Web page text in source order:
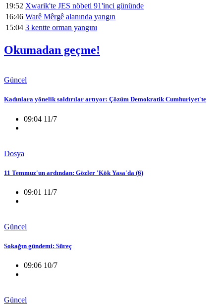
19:52 Xwarik'te JES nöbeti 91'inci gününde
16:46 Warê Mêrgê alanında yangın
15:04 3 kentte orman yangını
Okumadan geçme!
Güncel
Kadınlara yönelik saldırılar artıyor: Çözüm Demokratik Cumhuriyet'te
09:04 11/7
Dosya
11 Temmuz'un ardından: Gözler 'Kök Yasa'da (6)
09:01 11/7
Güncel
Sokağın gündemi: Süreç
09:06 10/7
Güncel